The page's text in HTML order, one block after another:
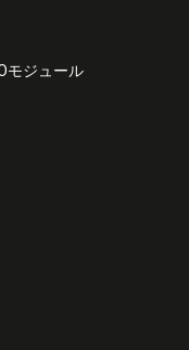
モジュール